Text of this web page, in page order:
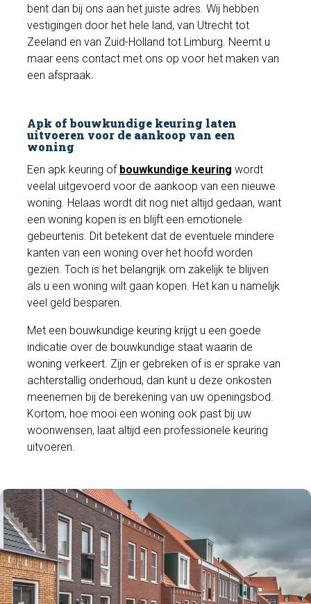
bent dan bij ons aan het juiste adres. Wij hebben
vestigingen door het hele land, van Utrecht tot
Zeeland en van Zuid-Holland tot Limburg. Neemt u
maar eens contact met ons op voor het maken van
een afspraak.
Apk of bouwkundige keuring laten
uitvoeren voor de aankoop van een
woning
Een apk keuring of bouwkundige keuring wordt
veelal uitgevoerd voor de aankoop van een nieuwe
woning. Helaas wordt dit nog niet altijd gedaan, want
een woning kopen is en blijft een emotionele
gebeurtenis. Dit betekent dat de eventuele mindere
kanten van een woning over het hoofd worden
gezien. Toch is het belangrijk om zakelijk te blijven
als u een woning wilt gaan kopen. Het kan u namelijk
veel geld besparen.
Met een bouwkundige keuring krijgt u een goede
indicatie over de bouwkundige staat waarin de
woning verkeert. Zijn er gebreken of is er sprake van
achterstallig onderhoud, dan kunt u deze onkosten
meenemen bij de berekening van uw openingsbod.
Kortom, hoe mooi een woning ook past bij uw
woonwensen, laat altijd een professionele keuring
uitvoeren.